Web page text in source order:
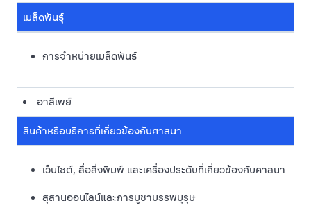
เมล็ดพันธุ์
การจำหน่ายเมล็ดพันธ์
อาลีเพย์
สินค้าหรือบริการที่เกี่ยวข้องกับศาสนา
เว็บไซต์, สื่อสิ่งพิมพ์ และเครื่องประดับที่เกี่ยวข้องกับศาสนา
สุสานออนไลน์และการบูชาบรรพบุรุษ